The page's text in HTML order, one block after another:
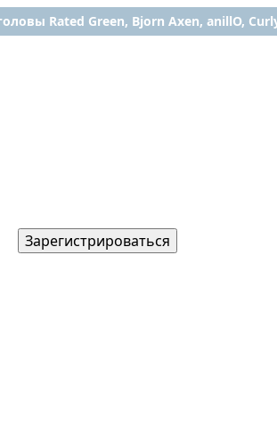
Rated Green, Bjorn Axen, anillO,
Зарегистрироваться